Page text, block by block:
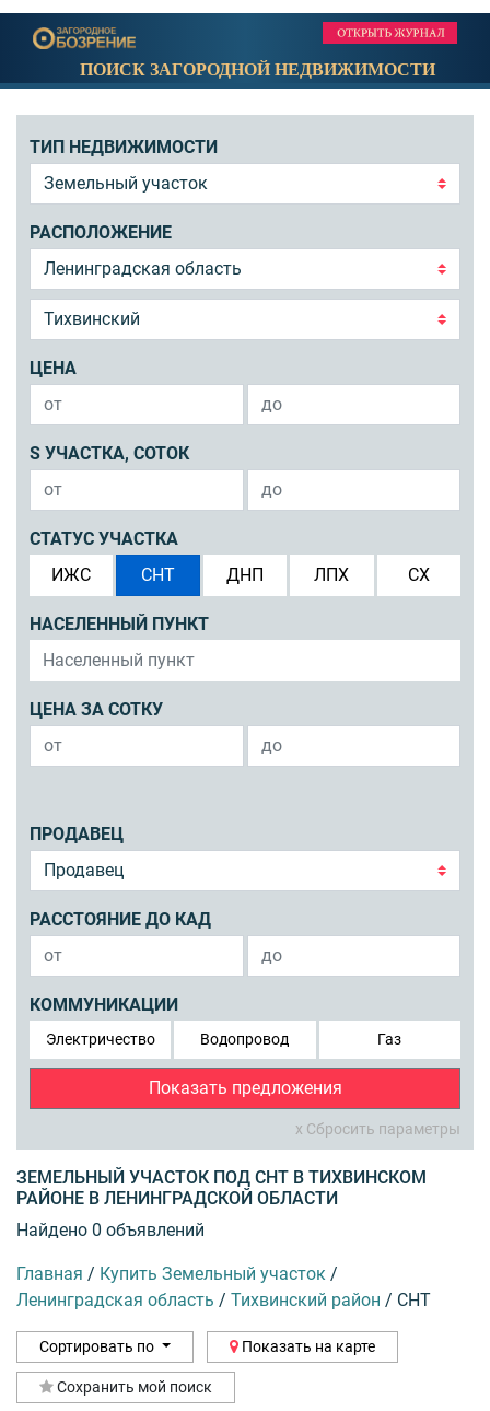
ПОИСК ЗАГОРОДНОЙ НЕДВИЖИМОСТИ
ТИП НЕДВИЖИМОСТИ
РАСПОЛОЖЕНИЕ
ЦЕНА
S УЧАСТКА, СОТОК
СТАТУС УЧАСТКА
ИЖС
СНТ ДНП ЛПХ СХ
НАСЕЛЕННЫЙ ПУНКТ
ЦЕНА ЗА СОТКУ
ПРОДАВЕЦ
РАССТОЯНИЕ ДО КАД
КОММУНИКАЦИИ
Электричество Водопровод Газ
Показать предложения
x Сбросить параметры
ЗЕМЕЛЬНЫЙ УЧАСТОК ПОД СНТ В ТИХВИНСКОМ
РАЙОНЕ В ЛЕНИНГРАДСКОЙ ОБЛАСТИ
Найдено 0 объявлений
Главная / Купить Земельный участок /
Ленинградская область / Тихвинский район / СНТ
Сортировать по Показать на карте
Сохранить мой поиск